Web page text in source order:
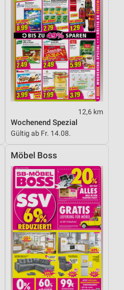
12,6 km
Wochenend Spezial
Gültig ab Fr. 14.08.
Möbel Boss